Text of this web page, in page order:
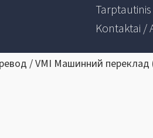
Kontaktai /
/ VMI Машинний переклад